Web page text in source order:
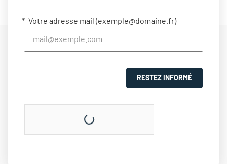
Votre adresse mail (exemple@domaine.fr)
RESTEZ INFORMÉ